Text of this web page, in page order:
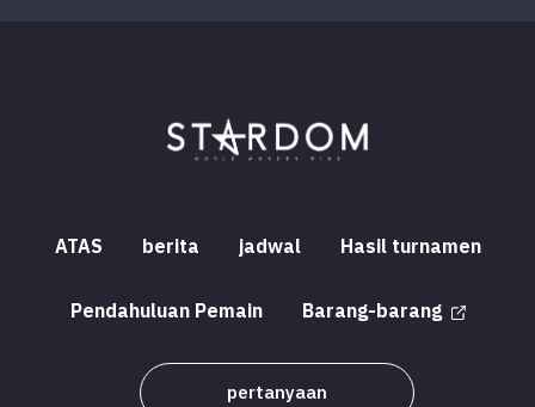
ATAS berita jadwal Hasil turnamen
Pendahuluan Pemain Barang-barang
pertanyaan